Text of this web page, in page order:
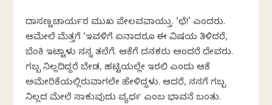
ದಾಸಣ್ಣಚಾರ್ಯರ ಮುಖ ಪೇಲವವಾಯ್ತು. ‘ಛೆ!’ ಎಂದರು.
ಆಮೇಲೆ ಮೆತ್ತಗೆ ‘ಇವಳಿಗೆ ಏನಾದರೂ ಈ ವಿಷಯ ತಿಳಿದರೆ,
ಬೆಂಕಿ ಇಟ್ಟಾಳು ನನ್ನ ತಲೆಗೆ. ಆಕೆಗೆ ದನಕರು ಅಂದರೆ ದೇವರು.
ಗಬ್ಬ ನಿಲ್ಲದಿದ್ದರೆ ಬೇಡ, ಹಟ್ಟಿಯಲ್ಲೇ ಇರಲಿ ಎಂದು ಆಕೆ
ಅಮೇರಿಕೆಯಲ್ಲಿರುವಾಗಲೇ ಹೇಳಿದ್ದಳು. ಆದರೆ, ನನಗೆ ಗಬ್ಬ
ನಿಲ್ಲದ ಮೇಲೆ ಸಾಕುವುದು ವ್ಯರ್ಥ ಎಂಬ ಭಾವನೆ ಬಂತು.